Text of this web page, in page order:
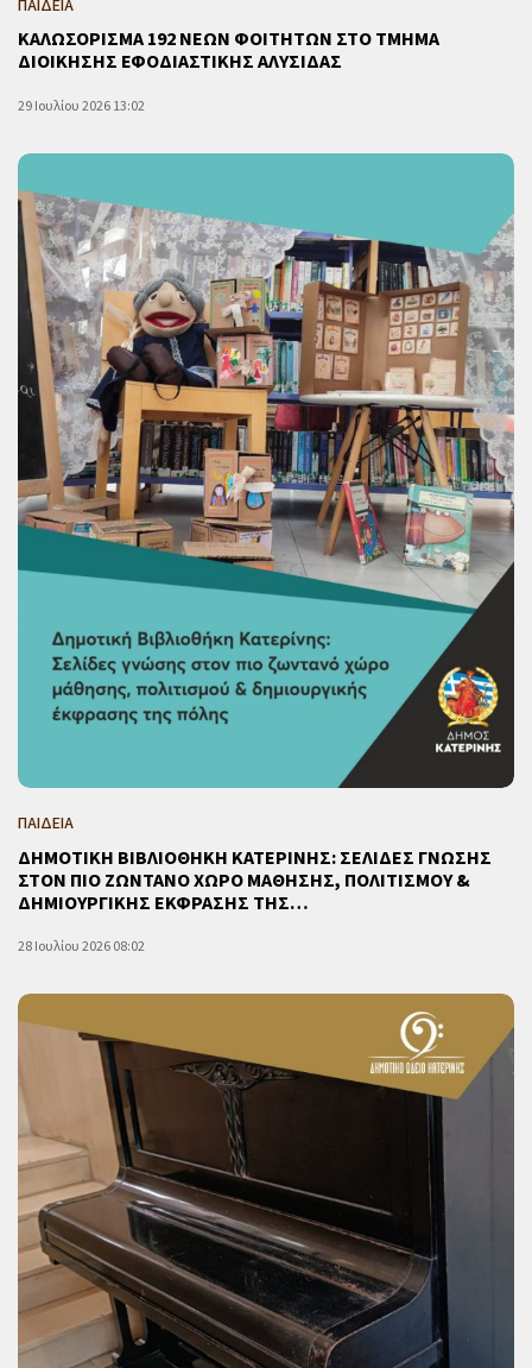
ΠΑΙΔΕΙΑ
ΚΑΛΩΣΟΡΙΣΜΑ 192 ΝΕΩΝ ΦΟΙΤΗΤΩΝ ΣΤΟ ΤΜΗΜΑ
ΔΙΟΙΚΗΣΗΣ ΕΦΟΔΙΑΣΤΙΚΗΣ ΑΛΥΣΙΔΑΣ
29 Ιουλίου 2026 13:02
ΠΑΙΔΕΙΑ
ΔΗΜΟΤΙΚΗ ΒΙΒΛΙΟΘΗΚΗ ΚΑΤΕΡΙΝΗΣ: ΣΕΛΙΔΕΣ ΓΝΩΣΗΣ
ΣΤΟΝ ΠΙΟ ΖΩΝΤΑΝΟ ΧΩΡΟ ΜΑΘΗΣΗΣ, ΠΟΛΙΤΙΣΜΟΥ &
ΔΗΜΙΟΥΡΓΙΚΗΣ ΕΚΦΡΑΣΗΣ ΤΗΣ…
28 Ιουλίου 2026 08:02